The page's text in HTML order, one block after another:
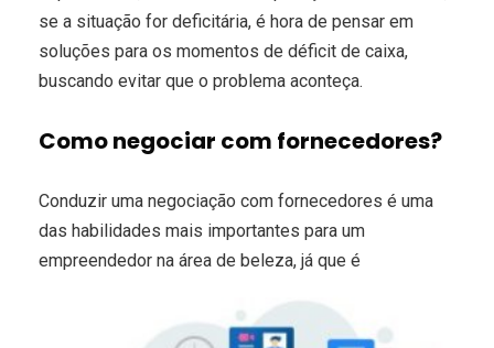
se a situação for deficitária, é hora de pensar em
soluções para os momentos de déficit de caixa,
buscando evitar que o problema aconteça.
Como negociar com fornecedores?
Conduzir uma negociação com fornecedores é uma
das habilidades mais importantes para um
empreendedor na área de beleza, já que é